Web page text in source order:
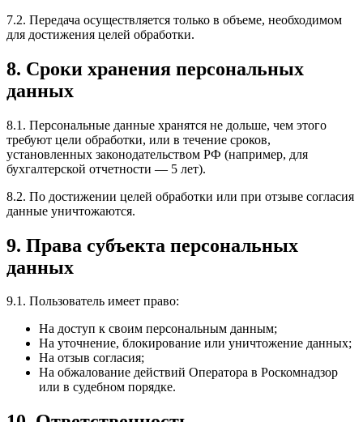
7.2. Передача осуществляется только в объеме, необходимом
для достижения целей обработки.
8. Сроки хранения персональных
данных
8.1. Персональные данные хранятся не дольше, чем этого
требуют цели обработки, или в течение сроков,
установленных законодательством РФ (например, для
бухгалтерской отчетности — 5 лет).
8.2. По достижении целей обработки или при отзыве согласия
данные уничтожаются.
9. Права субъекта персональных
данных
9.1. Пользователь имеет право:
На доступ к своим персональным данным;
На уточнение, блокирование или уничтожение данных;
На отзыв согласия;
На обжалование действий Оператора в Роскомнадзор
или в судебном порядке.